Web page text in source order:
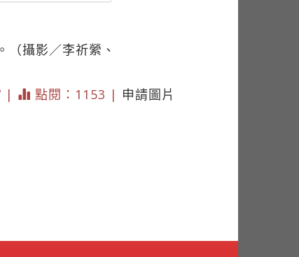
（攝影／李祈縈、
|
點閱：1153 | 申請圖片